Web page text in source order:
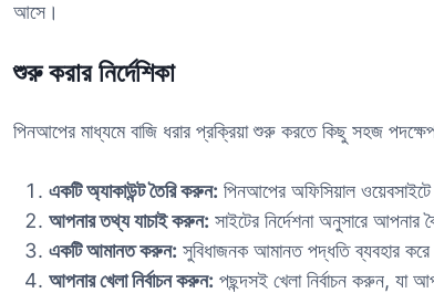
আসে।
শুরু করার নির্দেশিকা
পিনআপের মাধ্যমে বাজি ধরার প্রক্রিয়া শুরু করতে কিছু সহজ
একটি অ্যাকাউন্ট তৈরি করুন: পিনআপের অফিসিয়াল
আপনার তথ্য যাচাই করুন: সাইটের নির্দেশনা অনুসারে
একটি আমানত করুন: সুবিধাজনক আমানত পদ্ধতি ব্যবহার
আপনার খেলা নির্বাচন করুন: পছন্দসই খেলা নির্বাচন করুন, যা